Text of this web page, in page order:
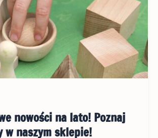
nowości na lato! Poznaj
naszym sklepie!